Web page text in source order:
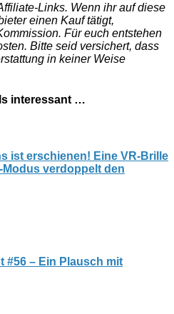
Links. Wenn ihr auf diese
einen Kauf tätigt,
Für euch entstehen
Bitte seid versichert, dass
in keiner Weise
interessant …
ist erschienen! Eine VR-Brille
verdoppelt den
#56 – Ein Plausch mit